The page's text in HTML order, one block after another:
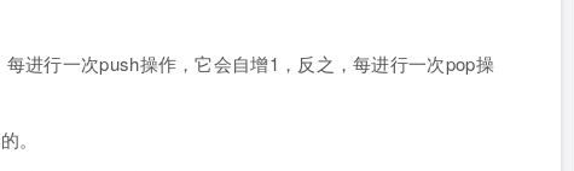
进行一次push操作，它会自增1，反之，每进行一次pop操
。